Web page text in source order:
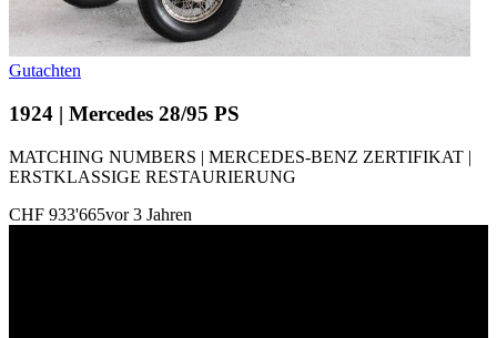
Gutachten
1924 | Mercedes 28/95 PS
MATCHING NUMBERS | MERCEDES-BENZ ZERTIFIKAT |
ERSTKLASSIGE RESTAURIERUNG
CHF 933'665vor 3 Jahren